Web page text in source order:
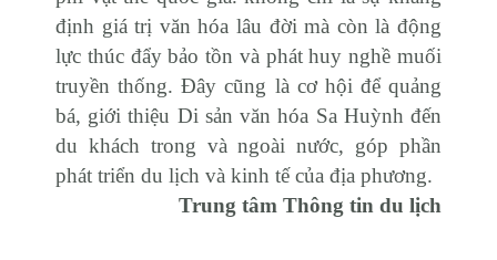
định giá trị văn hóa lâu đời mà còn là động
lực thúc đẩy bảo tồn và phát huy nghề muối
truyền thống. Đây cũng là cơ hội để quảng
bá, giới thiệu Di sản văn hóa Sa Huỳnh đến
du khách trong và ngoài nước, góp phần
phát triển du lịch và kinh tế của địa phương.
Trung tâm Thông tin du lịch